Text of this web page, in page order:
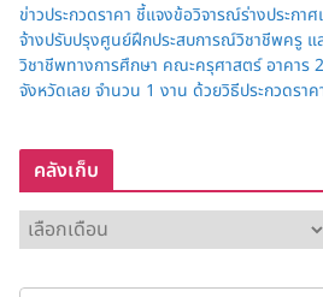
ข่าวประกวดราคา ชี้แจงข้อวิจารณ์ร่างประกาศ
จ้างปรับปรุงศูนย์ฝึกประสบการณ์วิชาชีพครู แ
วิชาชีพทางการศึกษา คณะครุศาสตร์ อาคาร
จังหวัดเลย จำนวน 1 งาน ด้วยวิธีประกวดร
คลังเก็บ
ลั
ง